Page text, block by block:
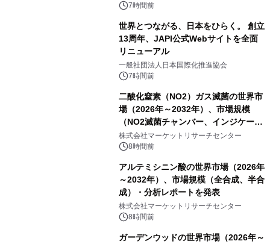
7時間前
世界とつながる、日本をひらく。 創立
13周年、JAPI公式Webサイトを全面
リニューアル
一般社団法人日本国際化推進協会
7時間前
二酸化窒素（NO2）ガス滅菌の世界市
場（2026年～2032年）、市場規模
（NO2滅菌チャンバー、インジケータ
ーおよびモニタリングシステム、その
他）・分析レポートを発表
株式会社マーケットリサーチセンター
8時間前
アルテミシニン酸の世界市場（2026年
～2032年）、市場規模（全合成、半合
成）・分析レポートを発表
株式会社マーケットリサーチセンター
8時間前
ガーデンウッドの世界市場（2026年～